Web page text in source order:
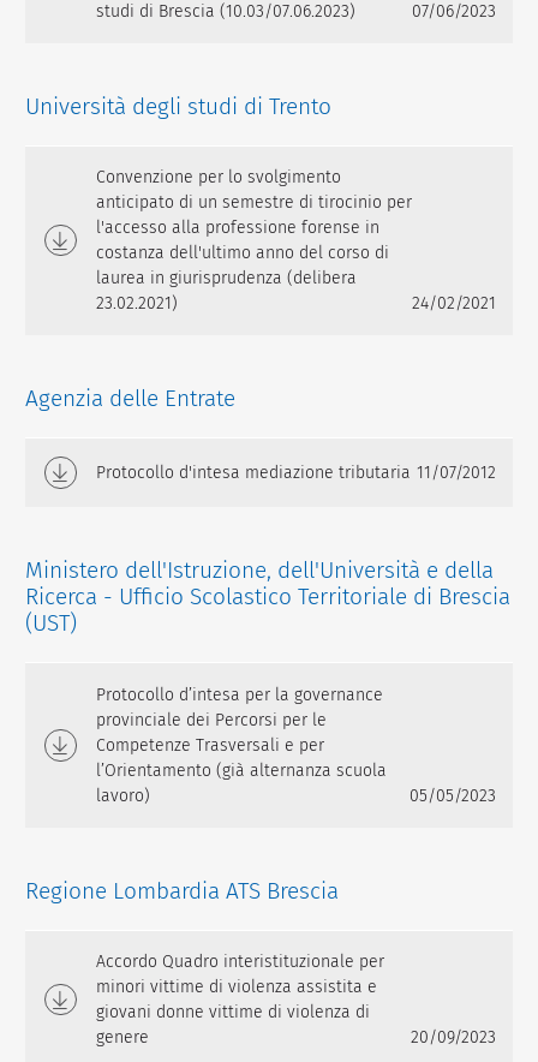
studi di Brescia (10.03/07.06.2023)
07/06/2023
Università degli studi di Trento
Convenzione per lo svolgimento
anticipato di un semestre di tirocinio per
l'accesso alla professione forense in
costanza dell'ultimo anno del corso di
laurea in giurisprudenza (delibera
23.02.2021)
24/02/2021
Agenzia delle Entrate
Protocollo d'intesa mediazione tributaria 11/07/2012
Ministero dell'Istruzione, dell'Università e della
Ricerca - Ufficio Scolastico Territoriale di Brescia
(UST)
Protocollo d’intesa per la governance
provinciale dei Percorsi per le
Competenze Trasversali e per
l’Orientamento (già alternanza scuola
lavoro)
05/05/2023
Regione Lombardia ATS Brescia
Accordo Quadro interistituzionale per
minori vittime di violenza assistita e
giovani donne vittime di violenza di
genere
20/09/2023